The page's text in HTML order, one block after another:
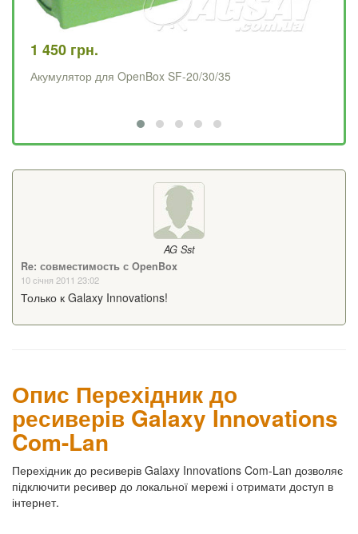
1 450 грн.
Акумулятор для OpenBox SF-20/30/35
AG Sst
Re: совместимость с OpenBox
10 січня 2011 23:02
Только к Galaxy Innovations!
Опис Перехідник до
ресиверів Galaxy Innovations
Com-Lan
Перехідник до ресиверів Galaxy Innovations Com-Lan дозволяє
підключити ресивер до локальної мережі і отримати доступ в
інтернет.